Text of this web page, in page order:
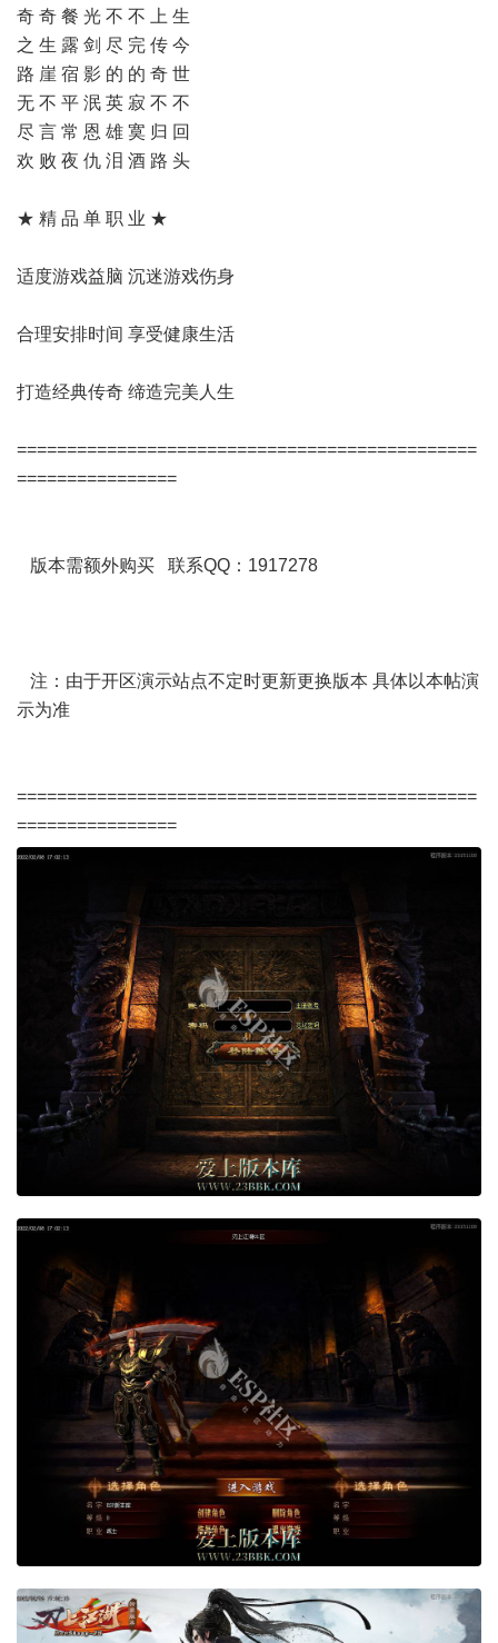
奇 奇 餐 光 不 不 上 生
之 生 露 剑 尽 完 传 今
路 崖 宿 影 的 的 奇 世
无 不 平 泯 英 寂 不 不
尽 言 常 恩 雄 寞 归 回
欢 败 夜 仇 泪 酒 路 头
★ 精 品 单 职 业 ★
适度游戏益脑 沉迷游戏伤身
合理安排时间 享受健康生活
打造经典传奇 缔造完美人生
==============================================
================
版本需额外购买 联系QQ：1917278
注：由于开区演示站点不定时更新更换版本 具体以本帖演
示为准
==============================================
================